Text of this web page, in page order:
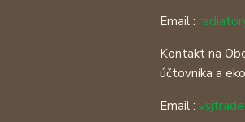
Email :
Kontakt na
účtovníka a
Email :